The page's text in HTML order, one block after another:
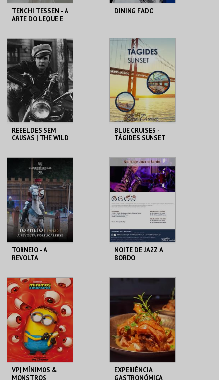
TENCHI TESSEN - A
ARTE DO LEQUE E
MUSEU DO ORIENTE.
MAIS INFO
INSCREVER
DINING FADO
SINA THE HOUSE OF
FADO
MAIS INFO
COMPRAR
REBELDES SEM
CAUSAS | THE WILD
CINEMATECA
MAIS INFO
COMPRAR
BLUE CRUISES -
TÁGIDES SUNSET
BLUE CRUISES
MAIS INFO
COMPRAR
TORNEIO - A
REVOLTA
SANTA MARIA DA
FEIRA
MAIS INFO
COMPRAR
NOITE DE JAZZ A
BORDO
BLUE CRUISES
MAIS INFO
COMPRAR
VP| MÍNIMOS &
MONSTROS
EXPERIÊNCIA
GASTRONÓMICA